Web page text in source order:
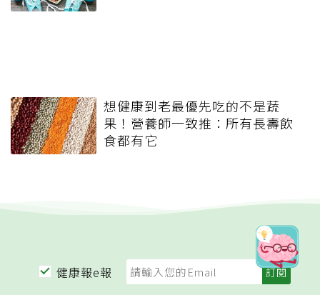
想健康到老最優先吃的不是蔬
果！營養師一致推：所有長壽飲
食都有它
健康報e報